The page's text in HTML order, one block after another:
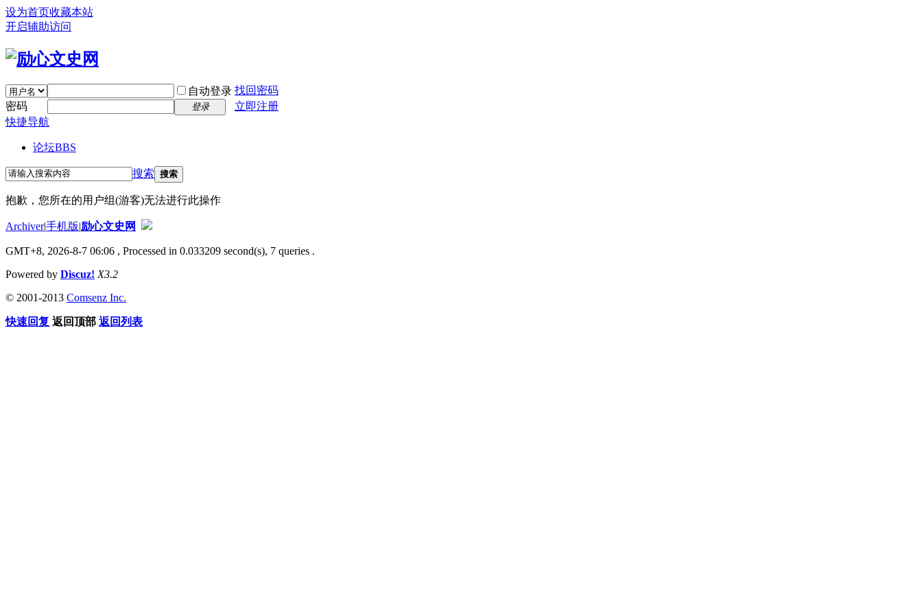
设为首页收藏本站
开启辅助访问
自动登录 找回密码
密码
登录
立即注册
快捷导航
论坛BBS
搜索 搜索
抱歉，您所在的用户组(游客)无法进行此操作
Archiver|手机版|励心文史网
GMT+8, 2026-8-7 06:06 , Processed in 0.033209 second(s), 7 queries .
Powered by Discuz! X3.2
© 2001-2013 Comsenz Inc.
快速回复 返回顶部 返回列表